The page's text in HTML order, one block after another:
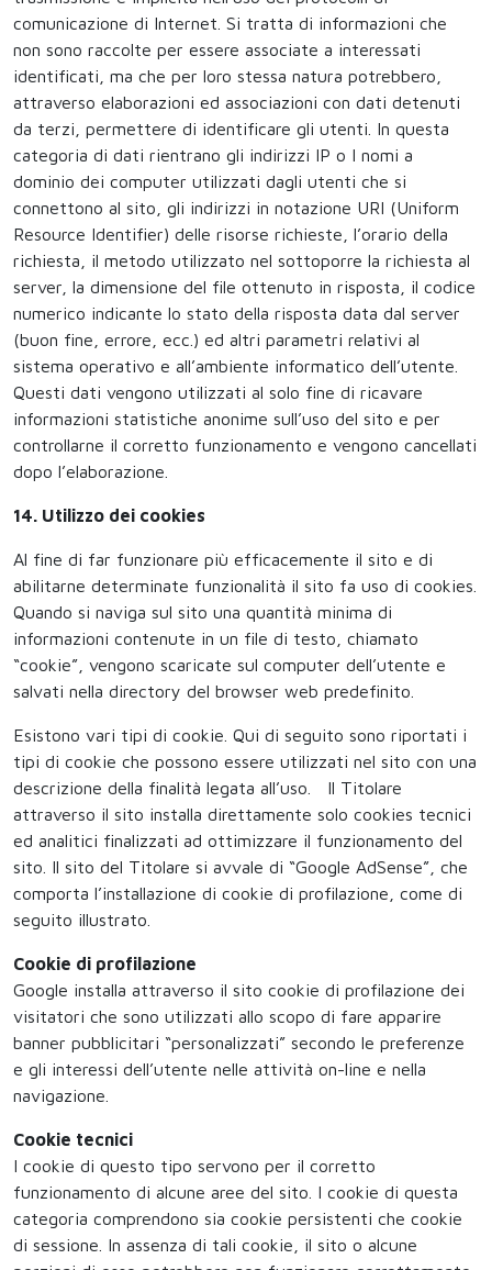
comunicazione di Internet. Si tratta di informazioni che
non sono raccolte per essere associate a interessati
identificati, ma che per loro stessa natura potrebbero,
attraverso elaborazioni ed associazioni con dati detenuti
da terzi, permettere di identificare gli utenti. In questa
categoria di dati rientrano gli indirizzi IP o I nomi a
dominio dei computer utilizzati dagli utenti che si
connettono al sito, gli indirizzi in notazione URI (Uniform
Resource Identifier) delle risorse richieste, l’orario della
richiesta, il metodo utilizzato nel sottoporre la richiesta al
server, la dimensione del file ottenuto in risposta, il codice
numerico indicante lo stato della risposta data dal server
(buon fine, errore, ecc.) ed altri parametri relativi al
sistema operativo e all’ambiente informatico dell’utente.
Questi dati vengono utilizzati al solo fine di ricavare
informazioni statistiche anonime sull’uso del sito e per
controllarne il corretto funzionamento e vengono cancellati
dopo l’elaborazione.
14. Utilizzo dei cookies
Al fine di far funzionare più efficacemente il sito e di
abilitarne determinate funzionalità il sito fa uso di cookies.
Quando si naviga sul sito una quantità minima di
informazioni contenute in un file di testo, chiamato
“cookie”, vengono scaricate sul computer dell’utente e
salvati nella directory del browser web predefinito.
Esistono vari tipi di cookie. Qui di seguito sono riportati i
tipi di cookie che possono essere utilizzati nel sito con una
descrizione della finalità legata all’uso. Il Titolare
attraverso il sito installa direttamente solo cookies tecnici
ed analitici finalizzati ad ottimizzare il funzionamento del
sito. Il sito del Titolare si avvale di “Google AdSense”, che
comporta l’installazione di cookie di profilazione, come di
seguito illustrato.
Cookie di profilazione
Google installa attraverso il sito cookie di profilazione dei
visitatori che sono utilizzati allo scopo di fare apparire
banner pubblicitari “personalizzati” secondo le preferenze
e gli interessi dell’utente nelle attività on-line e nella
navigazione.
Cookie tecnici
I cookie di questo tipo servono per il corretto
funzionamento di alcune aree del sito. I cookie di questa
categoria comprendono sia cookie persistenti che cookie
di sessione. In assenza di tali cookie, il sito o alcune